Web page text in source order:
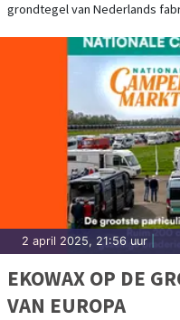
grondtegel van Nederlands
2 april 2025, 21:56 uur
EKOWAX OP DE
VAN EUROPA